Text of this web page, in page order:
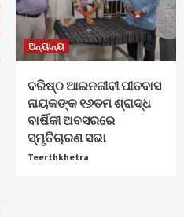
ଅନ୍ୟାନ୍ୟ
ବରିଷ୍ଠ ଆଇନଜୀବୀ ପୀତବାସ
ନାୟକଙ୍କ ୧୬ତମ ଶ୍ରାଦ୍ଧ
ବାର୍ଷିକୀ ଅବସରରେ
ସ୍ମୃତିଚାରଣ ସଭା
Teerthkhetra